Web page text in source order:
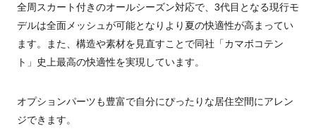
全周スカート付きのオールシーズン対応で、3代目となる現行モ
デルは全面メッシュが可能となりより夏の快適性が高まってい
ます。また、構造や素材を見直すことで同社「カマボコテン
ト」史上最高の快適性を実現しています。
オプションパーツも豊富で自分にぴったりな居住空間にアレン
ジできます。